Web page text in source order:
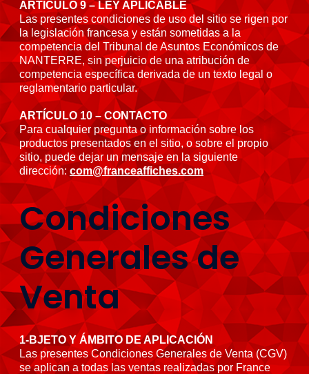
ARTÍCULO 9 – LEY APLICABLE
Las presentes condiciones de uso del sitio se rigen por
la legislación francesa y están sometidas a la
competencia del Tribunal de Asuntos Económicos de
NANTERRE, sin perjuicio de una atribución de
competencia específica derivada de un texto legal o
reglamentario particular.
ARTÍCULO 10 – CONTACTO
Para cualquier pregunta o información sobre los
productos presentados en el sitio, o sobre el propio
sitio, puede dejar un mensaje en la siguiente
dirección: com@franceaffiches.com
Condiciones
Generales de
Venta
1-BJETO Y ÁMBITO DE APLICACIÓN
Las presentes Condiciones Generales de Venta (CGV)
se aplican a todas las ventas realizadas por France